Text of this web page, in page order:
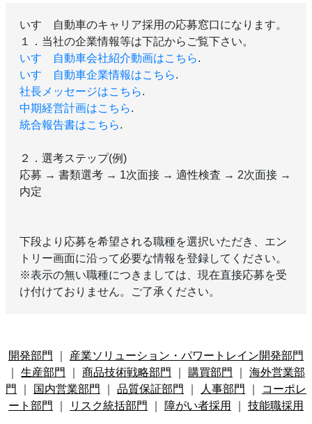
いすゞ自動車のキャリア採用の応募窓口になります。
１．当社の企業情報等は下記からご覧下さい。
いすゞ自動車会社紹介動画はこちら.
いすゞ自動車企業情報はこちら.
社長メッセージはこちら.
中期経営計画はこちら.
統合報告書はこちら.
２．選考ステップ(例)
応募 → 書類選考 → 1次面接 → 適性検査 → 2次面接 →
内定
下段より応募を希望される職種を選択いただき、エン
トリー画面に沿って必要な情報を登録してください。
※表示の無い職種につきましては、現在直接応募を受
け付けておりません。ご了承ください。
開発部門
産業ソリューション・パワートレイン開発部門
生産部門 商品技術戦略部門 購買部門
海外営業部
門
国内営業部門 品質保証部門 人事部門
コーポレ
ート部門
リスク統括部門 障がい者採用 技能職採用